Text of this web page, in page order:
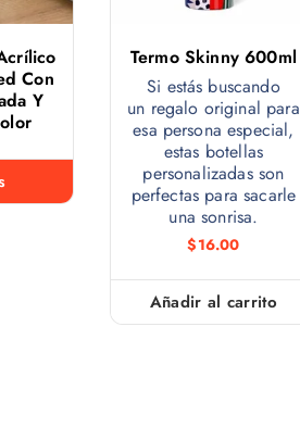
Con
Y
Termo Skinny 600ml
Si estás buscando
un regalo original para
esa persona especial,
estas botellas
personalizadas son
perfectas para sacarle
una sonrisa.
$16.00
Añadir al carrito